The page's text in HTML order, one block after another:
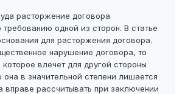
расторжение договора
требованию одной из сторон. В статье
для расторжения договора.
нарушение договора, то
влечет для другой стороны
она в значительной степени лишается
вправе рассчитывать при заключении